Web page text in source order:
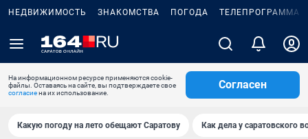
НЕДВИЖИМОСТЬ ЗНАКОМСТВА ПОГОДА ТЕЛЕПРОГРАММА
На информационном ресурсе применяются cookie-
файлы. Оставаясь на сайте, вы подтверждаете свое
согласиена их использование.
Согласен
Какую погоду на лето обещают Саратову Как дела у саратовского